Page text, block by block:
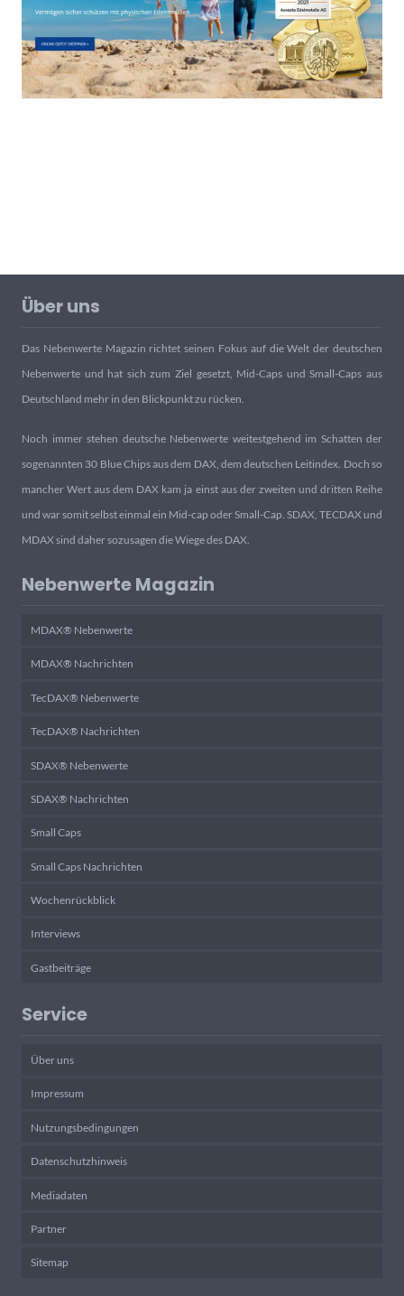
Über uns
Das Nebenwerte Magazin richtet seinen Fokus auf die Welt der deutschen
Nebenwerte und hat sich zum Ziel gesetzt, Mid-Caps und Small-Caps aus
Deutschland mehr in den Blickpunkt zu rücken.
Noch immer stehen deutsche Nebenwerte weitestgehend im Schatten der
sogenannten 30 Blue Chips aus dem DAX, dem deutschen Leitindex. Doch so
mancher Wert aus dem DAX kam ja einst aus der zweiten und dritten Reihe
und war somit selbst einmal ein Mid-cap oder Small-Cap. SDAX, TECDAX und
MDAX sind daher sozusagen die Wiege des DAX.
Nebenwerte Magazin
MDAX® Nebenwerte
MDAX® Nachrichten
TecDAX® Nebenwerte
TecDAX® Nachrichten
SDAX® Nebenwerte
SDAX® Nachrichten
Small Caps
Small Caps Nachrichten
Wochenrückblick
Interviews
Gastbeiträge
Service
Über uns
Impressum
Nutzungsbedingungen
Datenschutzhinweis
Mediadaten
Partner
Sitemap